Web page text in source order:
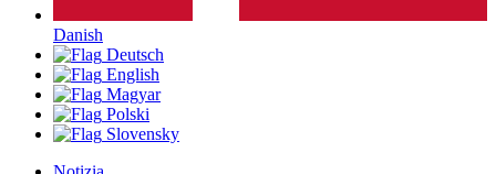
Danish
Deutsch
English
Magyar
Polski
Slovensky